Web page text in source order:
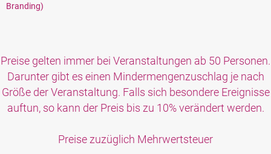
Branding)
Preise gelten immer bei Veranstaltungen ab 50 Personen.
Darunter gibt es einen Mindermengenzuschlag je nach
Größe der Veranstaltung. Falls sich besondere Ereignisse
auftun, so kann der Preis bis zu 10% verändert werden.
Preise zuzüglich Mehrwertsteuer